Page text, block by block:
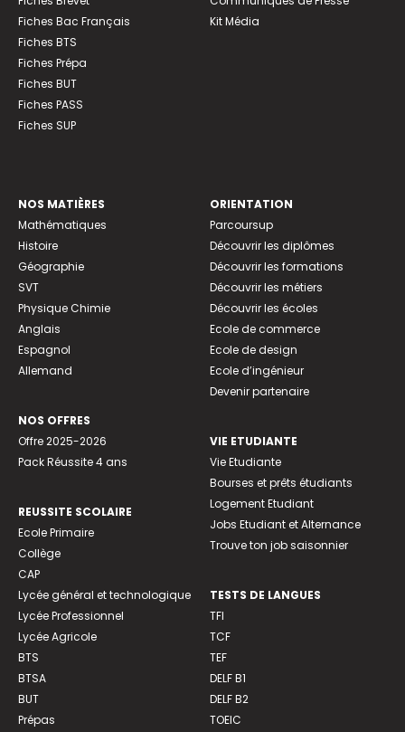
Fiches Bac Français
Fiches BTS
Fiches Prépa
Fiches BUT
Fiches PASS
Fiches SUP
Kit Média
NOS MATIÈRES
Mathématiques
Histoire
Géographie
SVT
Physique Chimie
Anglais
Espagnol
Allemand
NOS OFFRES
Offre 2025-2026
Pack Réussite 4 ans
REUSSITE SCOLAIRE
Ecole Primaire
Collège
CAP
Lycée général et technologique
Lycée Professionnel
Lycée Agricole
BTS
BTSA
BUT
Prépas
ORIENTATION
Parcoursup
Découvrir les diplômes
Découvrir les formations
Découvrir les métiers
Découvrir les écoles
Ecole de commerce
Ecole de design
Ecole d’ingénieur
Devenir partenaire
VIE ETUDIANTE
Vie Etudiante
Bourses et prêts étudiants
Logement Etudiant
Jobs Etudiant et Alternance
Trouve ton job saisonnier
TESTS DE LANGUES
TFI
TCF
TEF
DELF B1
DELF B2
TOEIC